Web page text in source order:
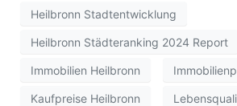
Heilbronn Stadtentwicklung
Heilbronn Städteranking 2024 Report
Immobilien Heilbronn
Kaufpreise Heilbronn